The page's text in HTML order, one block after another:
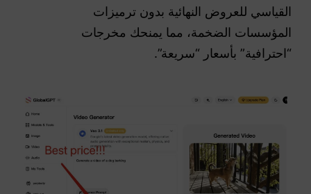
القياسي للعروض النهائية بدون ترميزات
المؤسسات الضخمة، مما يمنحك مخرجات
“احترافية” بأسعار “سريعة”.